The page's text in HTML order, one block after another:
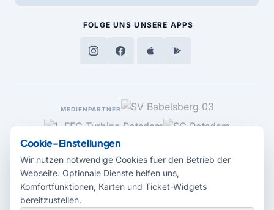
FOLGE UNS UNSERE APPS
MEDIENPARTNER
Cookie-Einstellungen
Wir nutzen notwendige Cookies fuer den Betrieb der
Webseite. Optionale Dienste helfen uns,
Komfortfunktionen, Karten und Ticket-Widgets
bereitzustellen.